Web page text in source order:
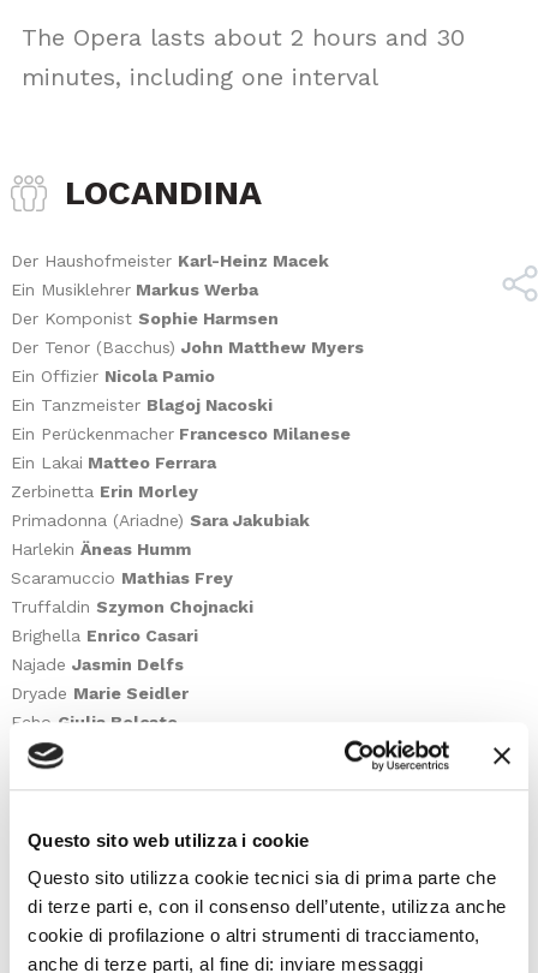
Questo sito web utilizza i cookie
Questo sito utilizza cookie tecnici sia di prima parte che
di terze parti e, con il consenso dell’utente, utilizza anche
cookie di profilazione o altri strumenti di tracciamento,
anche di terze parti, al fine di: inviare messaggi
The Opera lasts about 2 hours and 30
minutes, including one interval
LOCANDINA
Der Haushofmeister Karl-Heinz Macek
Ein Musiklehrer Markus Werba
Der Komponist Sophie Harmsen
Der Tenor (Bacchus) John Matthew Myers
Ein Offizier Nicola Pamio
Ein Tanzmeister Blagoj Nacoski
Ein Perückenmacher Francesco Milanese
Ein Lakai Matteo Ferrara
Zerbinetta Erin Morley
Primadonna (Ariadne) Sara Jakubiak
Harlekin Äneas Humm
Scaramuccio Mathias Frey
Truffaldin Szymon Chojnacki
Brighella Enrico Casari
Najade Jasmin Delfs
Dryade Marie Seidler
Echo Giulia Bolcato
DirectorPaul Curran